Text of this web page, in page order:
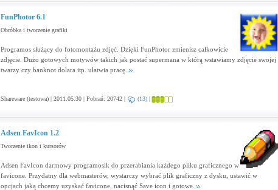
FunPhotor 6.1
Obróbka i tworzenie grafiki
Programos służący do fotomontażu zdjęć. Dzięki FunPhotor zmienisz całkowicie
zdjęcie. Dużo gotowych motywów takich jak postać supermana w którą wstawiamy zdjęcie swojej
twarzy czy banknot dolara itp. ułatwia pracę.
Shareware (testowa) | 2011.05.30 | Pobrań: 20742 | (13)|
Adsen FavIcon 1.2
Tworzenie ikon i kursorów
Adsen FavIcon darmowy programosik do przerabiania każdego pliku graficznego w
favicone. Przydatny dla webmasterów, wystarczy wybrać plik graficzny z dysku, ustawić w
opcjach jaką chcemy uzyskać favicone, nacisnąć Save icon i gotowe.